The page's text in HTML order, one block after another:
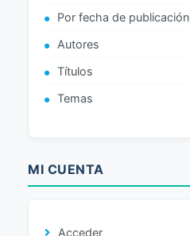
Por fecha de publicación
Autores
Títulos
Temas
MI CUENTA
Acceder